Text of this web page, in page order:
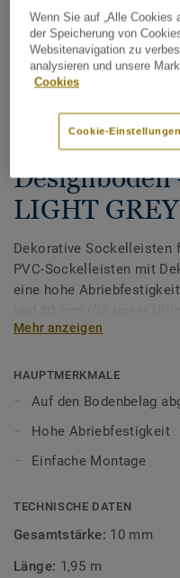
Tarkett Zubehör
Dekorative
Designböden
LIGHT GREY
Dekorative Sockelleisten
PVC-Sockelleisten mit
eine hohe
unsere Designböden
Mehr anzeigen
HAUPTMERKMALE
Auf den Bodenbelag
Hohe Abriebfestigkeit
Einfache Montage
TECHNISCHE DATEN
Gesamtstärke: 10 mm
Länge: 1,95 m
Wenn Sie auf „Alle Cookies
der Speicherung von
Websitenavigation zu
analysieren und unsere
Cookies
Cookie-Einstellungen